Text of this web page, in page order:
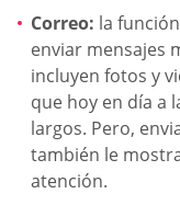
Correo: la
enviar mensajes
incluyen fotos y
que hoy en día a
largos. Pero,
también le
atención.